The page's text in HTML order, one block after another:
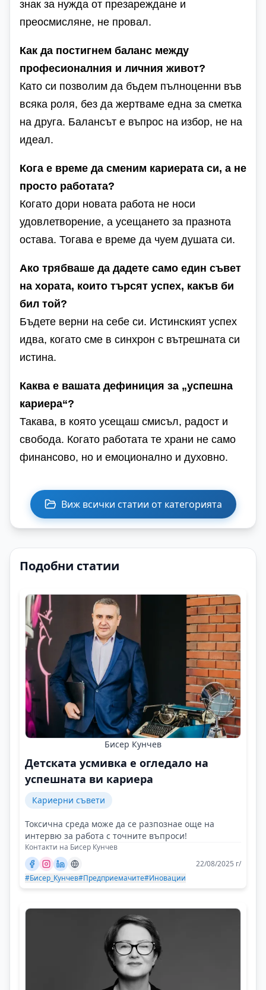
знак за нужда от презареждане и
преосмисляне, не провал.
Как да постигнем баланс между
професионалния и личния живот?
Като си позволим да бъдем пълноценни във
всяка роля, без да жертваме една за сметка
на друга. Балансът е въпрос на избор, не на
идеал.
Кога е време да сменим кариерата си, а не
просто работата?
Когато дори новата работа не носи
удовлетворение, а усещането за празнота
остава. Тогава е време да чуем душата си.
Ако трябваше да дадете само един съвет
на хората, които търсят успех, какъв би
бил той?
Бъдете верни на себе си. Истинският успех
идва, когато сме в синхрон с вътрешната си
истина.
Каква е вашата дефиниция за „успешна
кариера“?
Такава, в която усещаш смисъл, радост и
свобода. Когато работата те храни не само
финансово, но и емоционално и духовно.
Виж всички статии от категорията
Подобни статии
Бисер Кунчев
Детската усмивка е огледало на
успешната ви кариера
Кариерни съвети
Токсична среда може да се разпознае още на
интервю за работа с точните въпроси!
Контакти на Бисер Кунчев
22/08/2025 г/
#Бисер_Кунчев#Предприемачите#Иновации